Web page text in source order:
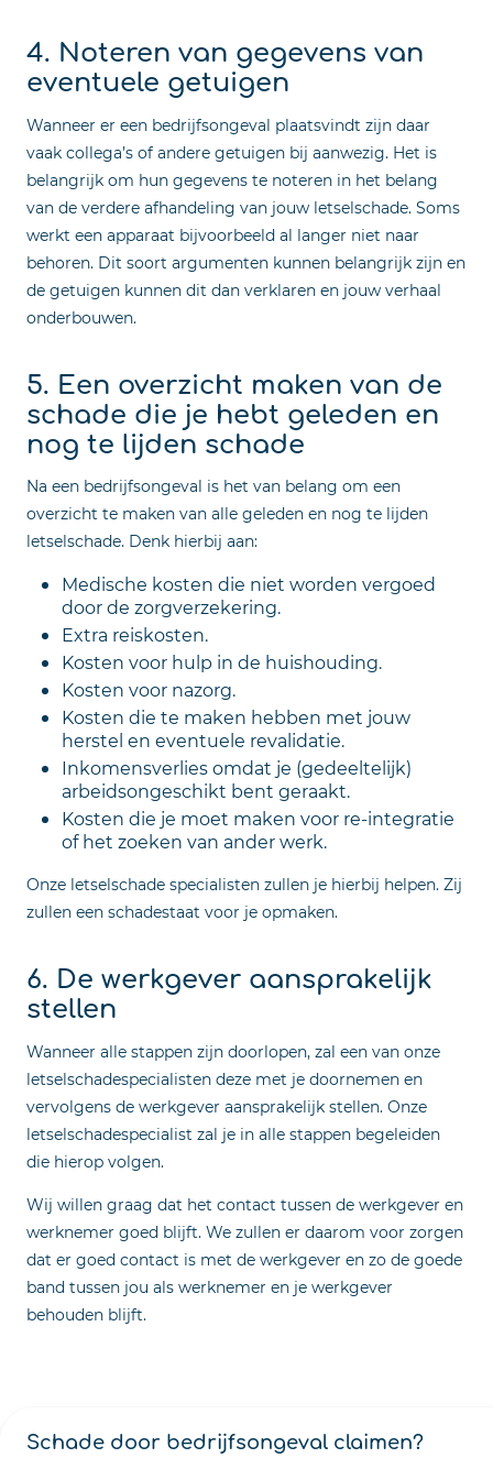
4. Noteren van gegevens van
eventuele getuigen
Wanneer er een bedrijfsongeval plaatsvindt zijn daar
vaak collega’s of andere getuigen bij aanwezig. Het is
belangrijk om hun gegevens te noteren in het belang
van de verdere afhandeling van jouw letselschade. Soms
werkt een apparaat bijvoorbeeld al langer niet naar
behoren. Dit soort argumenten kunnen belangrijk zijn en
de getuigen kunnen dit dan verklaren en jouw verhaal
onderbouwen.
5. Een overzicht maken van de
schade die je hebt geleden en
nog te lijden schade
Na een bedrijfsongeval is het van belang om een
overzicht te maken van alle geleden en nog te lijden
letselschade. Denk hierbij aan:
Medische kosten die niet worden vergoed
door de zorgverzekering.
Extra reiskosten.
Kosten voor hulp in de huishouding.
Kosten voor nazorg.
Kosten die te maken hebben met jouw
herstel en eventuele revalidatie.
Inkomensverlies omdat je (gedeeltelijk)
arbeidsongeschikt bent geraakt.
Kosten die je moet maken voor re-integratie
of het zoeken van ander werk.
Onze letselschade specialisten zullen je hierbij helpen. Zij
zullen een schadestaat voor je opmaken.
6. De werkgever aansprakelijk
stellen
Wanneer alle stappen zijn doorlopen, zal een van onze
letselschadespecialisten deze met je doornemen en
vervolgens de werkgever aansprakelijk stellen. Onze
letselschadespecialist zal je in alle stappen begeleiden
die hierop volgen.
Wij willen graag dat het contact tussen de werkgever en
werknemer goed blijft. We zullen er daarom voor zorgen
dat er goed contact is met de werkgever en zo de goede
band tussen jou als werknemer en je werkgever
behouden blijft.
Schade door bedrijfsongeval claimen?